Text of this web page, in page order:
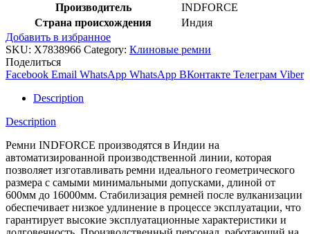
Производитель
INDFORCE
Страна происхождения
Индия
Добавить в избранное
SKU: X7838966 Category: Клиновые ремни
Поделиться
Facebook Email WhatsApp WhatsApp ВКонтакте Телеграм Viber
Description
Description
Ремни INDFORCE производятся в Индии на
автоматизированной производственной линии, которая
позволяет изготавливать ремни идеального геометрического
размера с самыми минимальными допусками, длиной от
600мм до 16000мм. Стабилизация ремней после вулканизации
обеспечивает низкое удлинение в процессе эксплуатации, что
гарантирует высокие эксплуатационные характеристики и